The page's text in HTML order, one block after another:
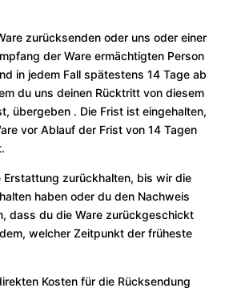
zurücksenden oder uns oder einer
der Ware ermächtigten Person
in jedem Fall spätestens 14 Tage ab
du uns deinen Rücktritt von diesem
übergeben . Die Frist ist eingehalten,
vor Ablauf der Frist von 14 Tagen
Erstattung zurückhalten, bis wir die
haben oder du den Nachweis
dass du die Ware zurückgeschickt
welcher Zeitpunkt der früheste
Kosten für die Rücksendung